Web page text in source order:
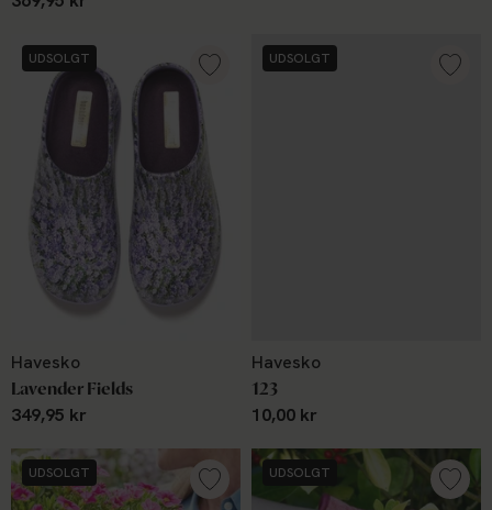
UDSOLGT
Havesko
Lavender Fields
349,95 kr
UDSOLGT
Havesko
123
10,00 kr
UDSOLGT UDSOLGT